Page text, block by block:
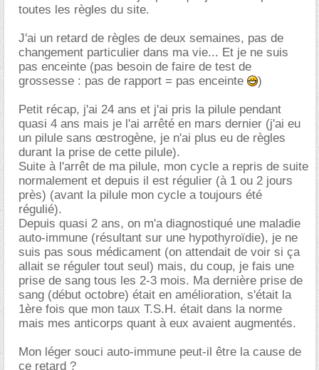
toutes les règles du site.
J'ai un retard de règles de deux semaines, pas de
changement particulier dans ma vie... Et je ne suis
pas enceinte (pas besoin de faire de test de
grossesse : pas de rapport = pas enceinte
)
Petit récap, j'ai 24 ans et j'ai pris la pilule pendant
quasi 4 ans mais je l'ai arrêté en mars dernier (j'ai eu
un pilule sans œstrogène, je n'ai plus eu de règles
durant la prise de cette pilule).
Suite à l'arrêt de ma pilule, mon cycle a repris de suite
normalement et depuis il est régulier (à 1 ou 2 jours
près) (avant la pilule mon cycle a toujours été
régulié).
Depuis quasi 2 ans, on m'a diagnostiqué une maladie
auto-immune (résultant sur une hypothyroïdie), je ne
suis pas sous médicament (on attendait de voir si ça
allait se réguler tout seul) mais, du coup, je fais une
prise de sang tous les 2-3 mois. Ma dernière prise de
sang (début octobre) était en amélioration, s'était la
1ère fois que mon taux T.S.H. était dans la norme
mais mes anticorps quant à eux avaient augmentés.
Mon léger souci auto-immune peut-il être la cause de
ce retard ?